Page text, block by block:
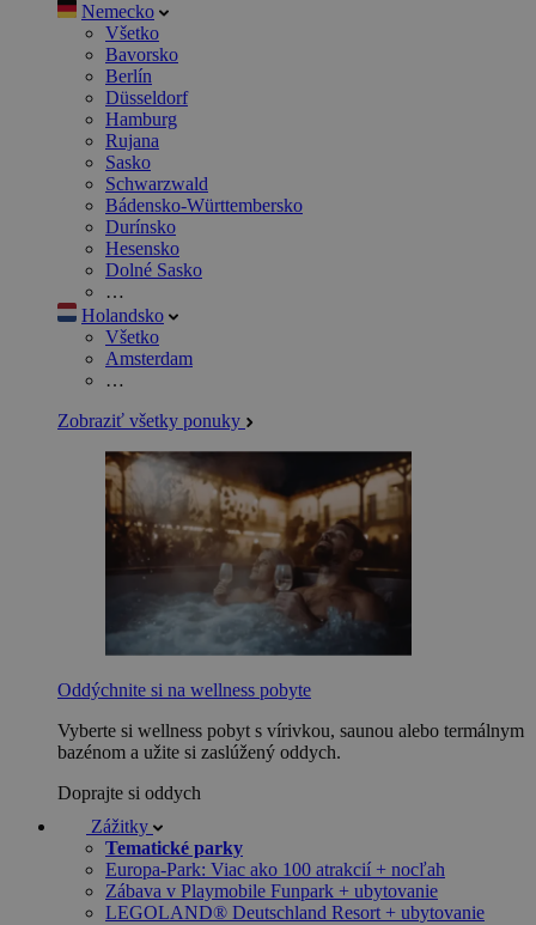
Nemecko
Všetko
Bavorsko
Berlín
Düsseldorf
Hamburg
Rujana
Sasko
Schwarzwald
Bádensko-Württembersko
Durínsko
Hesensko
Dolné Sasko
…
Holandsko
Všetko
Amsterdam
…
Zobraziť všetky ponuky
Oddýchnite si na wellness pobyte
Vyberte si wellness pobyt s vírivkou, saunou alebo termálnym
bazénom a užite si zaslúžený oddych.
Doprajte si oddych
Zážitky
Tematické parky
Europa-Park: Viac ako 100 atrakcií + nocľah
Zábava v Playmobile Funpark + ubytovanie
LEGOLAND® Deutschland Resort + ubytovanie